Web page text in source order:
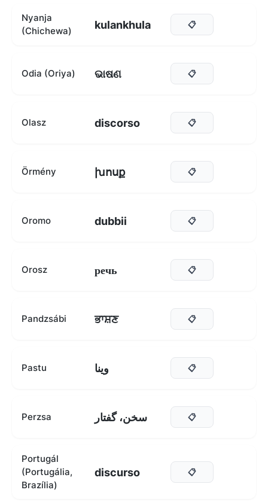
Nyanja
(Chichewa)
kulankhula 📋
Odia (Oriya) ଭାଷଣ 📋
Olasz discorso 📋
Örmény խոսք 📋
Oromo dubbii 📋
Orosz речь 📋
Pandzsábi ਭਾਸ਼ਣ 📋
Pastu وينا 📋
Perzsa سخن، گفتار 📋
Portugál
(Portugália,
Brazília)
discurso 📋